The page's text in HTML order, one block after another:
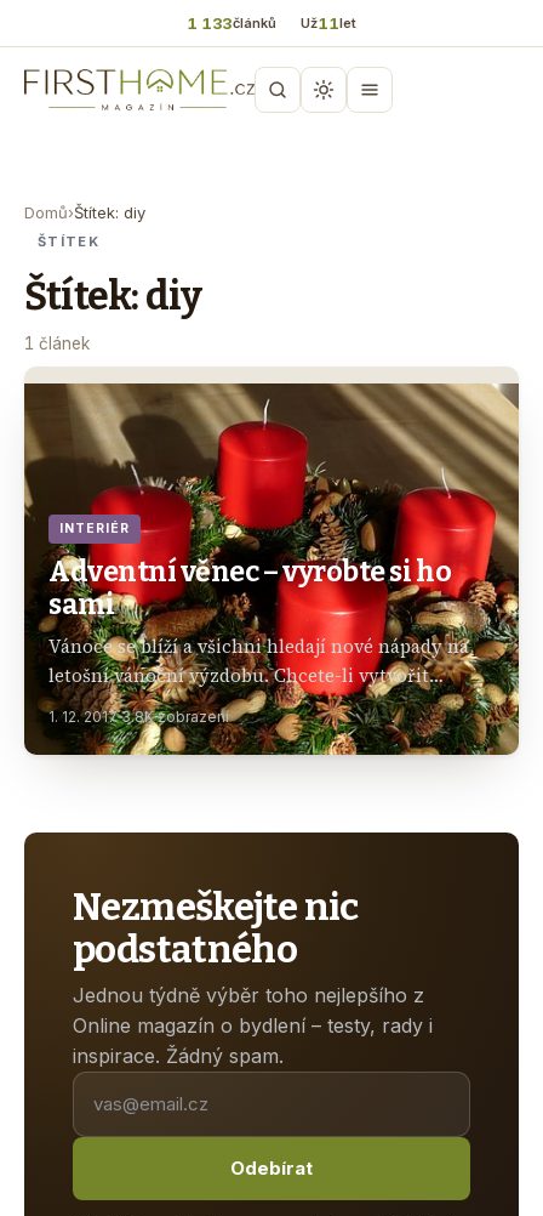
1 133článků Už11let
Domů›Štítek: diy
ŠTÍTEK
Štítek: diy
1 článek
INTERIÉR
Adventní věnec – vyrobte si ho
sami
Vánoce se blíží a všichni hledají nové nápady na
letošní vánoční výzdobu. Chcete-li vytvořit
stylovou výzdobu dle vašeho vkusu, vyrobte si ji
sami. My vám dnes poradíme, jak postupovat při…
1. 12. 2017 3.8K zobrazení
Nezmeškejte nic
podstatného
Jednou týdně výběr toho nejlepšího z
Online magazín o bydlení – testy, rady i
inspirace. Žádný spam.
Odebírat